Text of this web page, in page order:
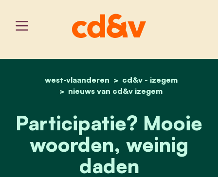
home
west-vlaanderen
cd&v - izegem
nieuws van cd&v izegem
participatie? mooie
Participatie? Mooie
woorden, weinig
daden